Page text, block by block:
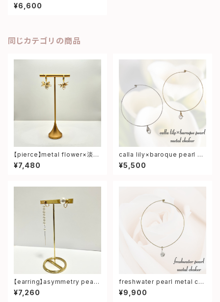
¥6,600
同じカテゴリの商品
【pierce】metal flower×淡水
パール pierce
¥7,480
calla lily×baroque pearl m
etal choker
¥5,500
【earring】asymmetry pearl
earring
¥7,260
freshwater pearl metal ch
oker
¥9,900